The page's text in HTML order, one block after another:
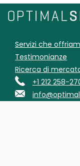
Servizi che
Testimonianze
Ricerca di
+1 212 258-